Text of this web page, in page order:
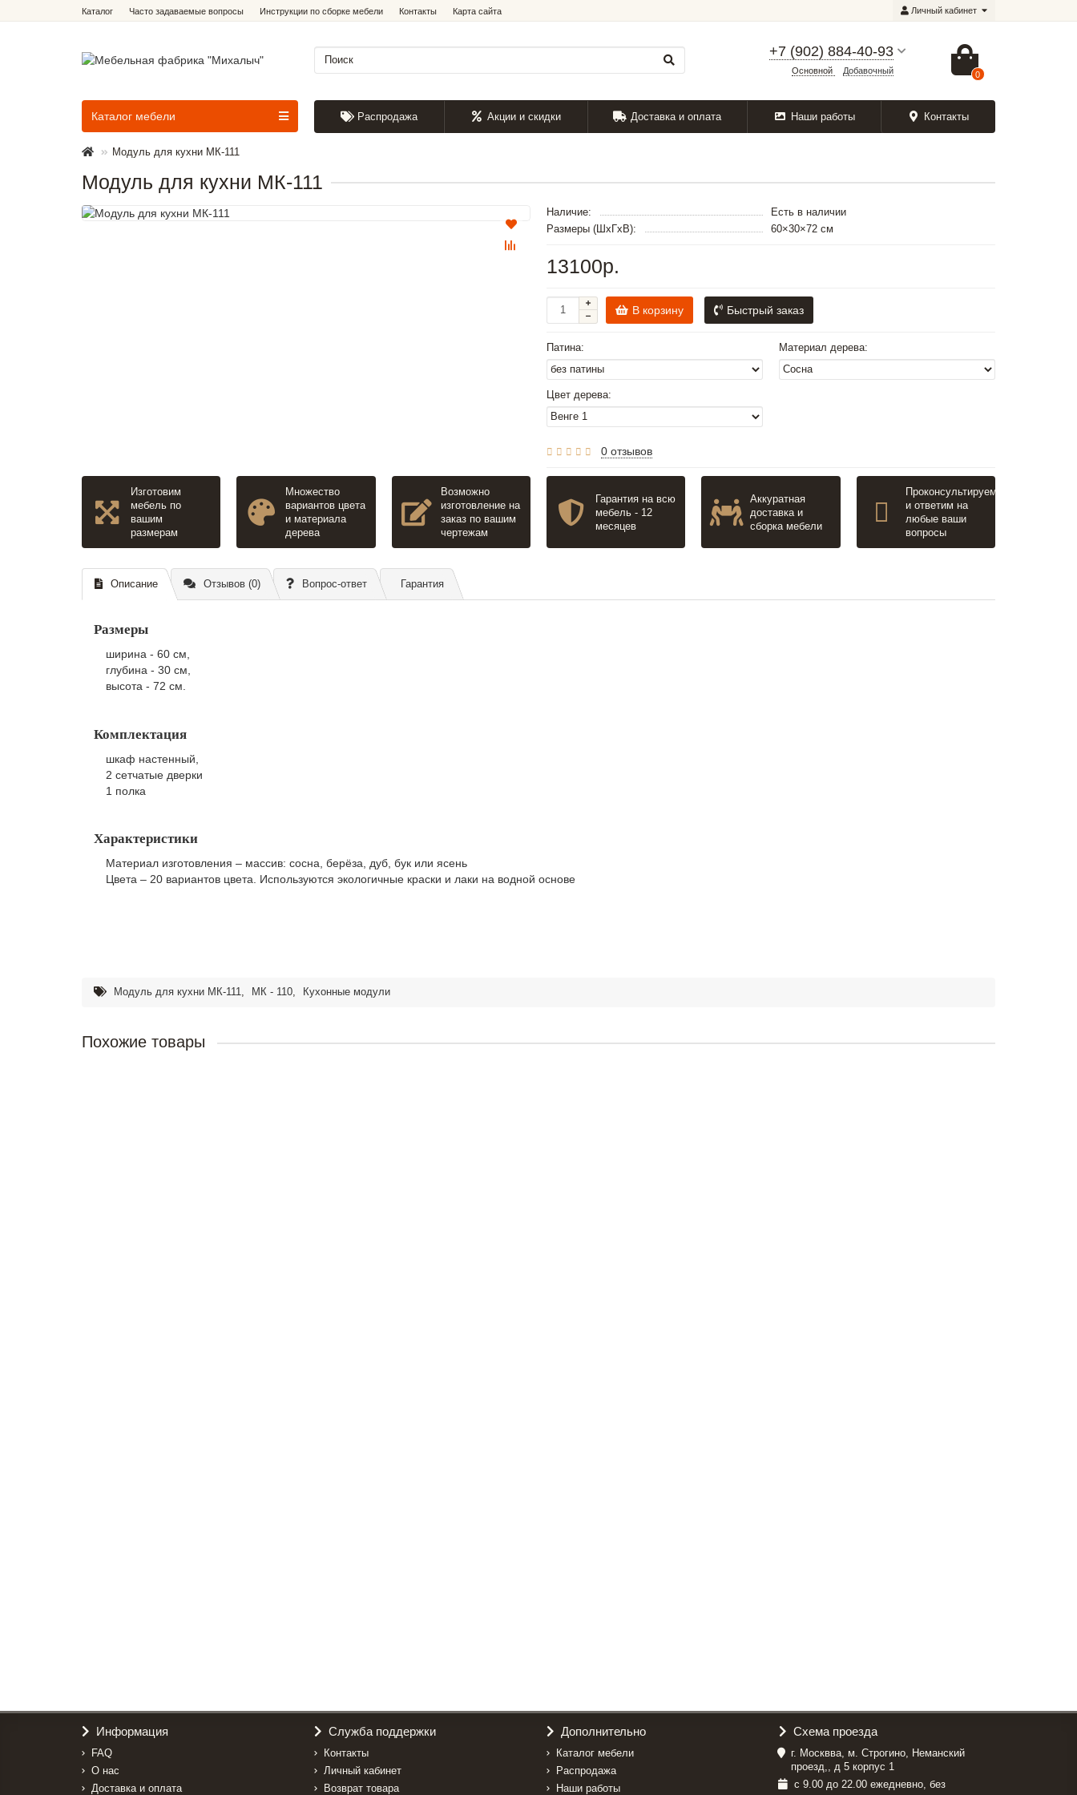
Личный кабинет
Каталог Часто задаваемые вопросы Инструкции по сборке мебели Контакты Карта сайта
+7 (902) 884-40-93
Основной Добавочный 0
Каталог мебели Распродажа Акции и скидки Доставка и оплата Наши работы Контакты
Модуль для кухни МК-111
Модуль для кухни МК-111
Наличие:
Есть в наличии
Размеры (ШxГxВ):
60×30×72 см
13100р.
В корзину Быстрый заказ
Патина: Материал дерева:
Цвет дерева:
0 отзывов
Изготовим
мебель по
вашим
размерам
Множество
вариантов цвета
и материала
дерева
Возможно
изготовление на
заказ по вашим
чертежам
Гарантия на всю
мебель - 12
месяцев
Аккуратная
доставка и
сборка мебели
Проконсультируем
и ответим на
любые ваши
вопросы
Описание Отзывов (0) Вопрос-ответ Гарантия
Размеры
ширина - 60 см,
глубина - 30 см,
высота - 72 см.
Комплектация
шкаф настенный,
2 сетчатые дверки
1 полка
Характеристики
Материал изготовления – массив: сосна, берёза, дуб, бук или ясень
Цвета – 20 вариантов цвета. Используются экологичные краски и лаки на водной основе
Модуль для кухни МК-111, МК - 110, Кухонные модули
Похожие товары
Информация
FAQ
О нас
Доставка и оплата
Служба поддержки
Контакты
Личный кабинет
Возврат товара
Дополнительно
Каталог мебели
Распродажа
Наши работы
Схема проезда
г. Москвва, м. Строгино, Неманский
проезд,, д 5 корпус 1
с 9.00 до 22.00 ежедневно, без